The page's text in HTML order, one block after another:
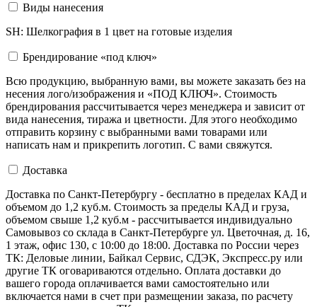
Виды нанесения
SH: Шелкография в 1 цвет на готовые изделия
Брендирование «под ключ»
Всю продукцию, выбранную вами, вы можете заказать без на
несения лого/изображения и «ПОД КЛЮЧ». Стоимость
брендирования рассчитывается через менеджера и зависит от
вида нанесения, тиража и цветности. Для этого необходимо
отправить корзину с выбранными вами товарами или
написать нам и прикрепить логотип. С вами свяжутся.
Доставка
Доставка по Санкт-Петербургу - бесплатно в пределах КАД и
объемом до 1,2 куб.м. Стоимость за пределы КАД и груза,
объемом свыше 1,2 куб.м - рассчитывается индивидуально
Самовывоз со склада в Санкт-Петербурге ул. Цветочная, д. 16,
1 этаж, офис 130, с 10:00 до 18:00. Доставка по России через
ТК: Деловые линии, Байкал Сервис, СДЭК, Экспресс.ру или
другие ТК оговариваются отдельно. Оплата доставки до
вашего города оплачивается вами самостоятельно или
включается нами в счет при размещении заказа, по расчету